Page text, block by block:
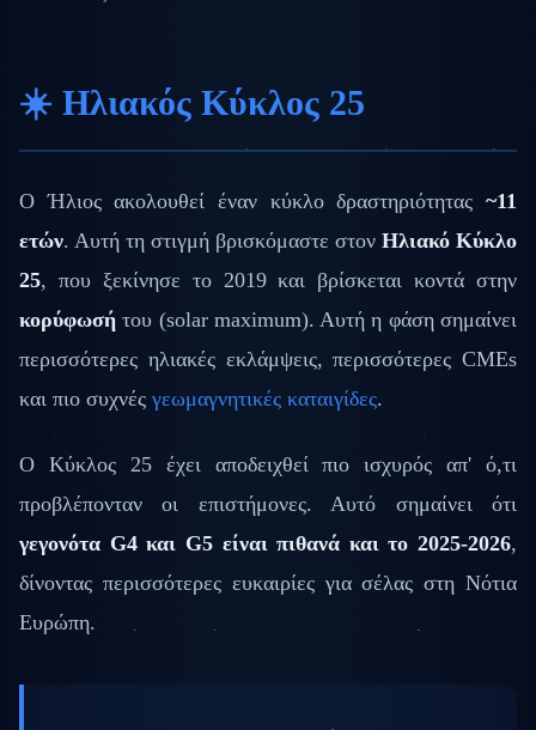
☀️ Ηλιακός Κύκλος 25
Ο Ήλιος ακολουθεί έναν κύκλο δραστηριότητας ~11
ετών. Αυτή τη στιγμή βρισκόμαστε στον Ηλιακό Κύκλο
25, που ξεκίνησε το 2019 και βρίσκεται κοντά στην
κορύφωσή του (solar maximum). Αυτή η φάση σημαίνει
περισσότερες ηλιακές εκλάμψεις, περισσότερες CMEs
και πιο συχνές γεωμαγνητικές καταιγίδες.
Ο Κύκλος 25 έχει αποδειχθεί πιο ισχυρός απ' ό,τι
προβλέπονταν οι επιστήμονες. Αυτό σημαίνει ότι
γεγονότα G4 και G5 είναι πιθανά και το 2025-2026,
δίνοντας περισσότερες ευκαιρίες για σέλας στη Νότια
Ευρώπη.